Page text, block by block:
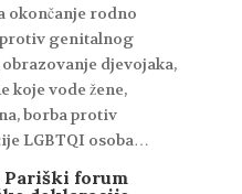
okončanje rodno
genitalnog
djevojaka,
koje vode žene,
borba protiv
LGBTQI osoba…
forum